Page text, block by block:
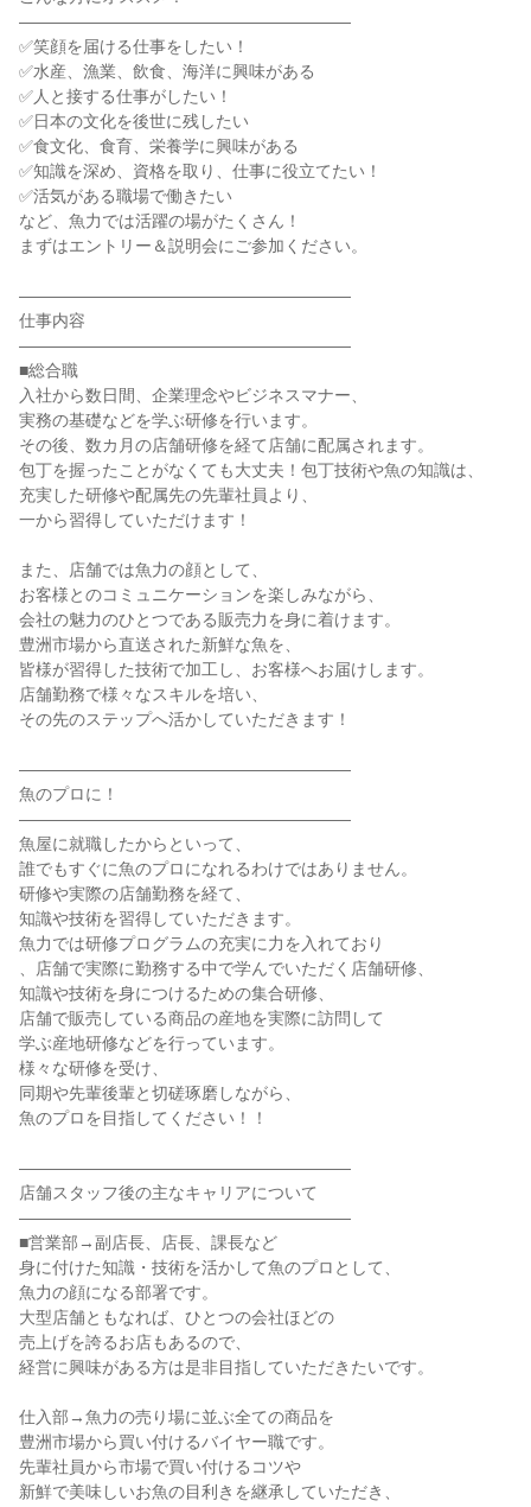
――――――――――――――――――――
✅笑顔を届ける仕事をしたい！
✅水産、漁業、飲食、海洋に興味がある
✅人と接する仕事がしたい！
✅日本の文化を後世に残したい
✅食文化、食育、栄養学に興味がある
✅知識を深め、資格を取り、仕事に役立てたい！
✅活気がある職場で働きたい
など、魚力では活躍の場がたくさん！
まずはエントリー＆説明会にご参加ください。
――――――――――――――――――――
仕事内容
――――――――――――――――――――
■総合職
入社から数日間、企業理念やビジネスマナー、
実務の基礎などを学ぶ研修を行います。
その後、数カ月の店舗研修を経て店舗に配属されます。
包丁を握ったことがなくても大丈夫！包丁技術や魚の知識は、
充実した研修や配属先の先輩社員より、
一から習得していただけます！
また、店舗では魚力の顔として、
お客様とのコミュニケーションを楽しみながら、
会社の魅力のひとつである販売力を身に着けます。
豊洲市場から直送された新鮮な魚を、
皆様が習得した技術で加工し、お客様へお届けします。
店舗勤務で様々なスキルを培い、
その先のステップへ活かしていただきます！
――――――――――――――――――――
魚のプロに！
――――――――――――――――――――
魚屋に就職したからといって、
誰でもすぐに魚のプロになれるわけではありません。
研修や実際の店舗勤務を経て、
知識や技術を習得していただきます。
魚力では研修プログラムの充実に力を入れており
、店舗で実際に勤務する中で学んでいただく店舗研修、
知識や技術を身につけるための集合研修、
店舗で販売している商品の産地を実際に訪問して
学ぶ産地研修などを行っています。
様々な研修を受け、
同期や先輩後輩と切磋琢磨しながら、
魚のプロを目指してください！！
――――――――――――――――――――
店舗スタッフ後の主なキャリアについて
――――――――――――――――――――
■営業部→副店長、店長、課長など
身に付けた知識・技術を活かして魚のプロとして、
魚力の顔になる部署です。
大型店舗ともなれば、ひとつの会社ほどの
売上げを誇るお店もあるので、
経営に興味がある方は是非目指していただきたいです。
仕入部→魚力の売り場に並ぶ全ての商品を
豊洲市場から買い付けるバイヤー職です。
先輩社員から市場で買い付けるコツや
新鮮で美味しいお魚の目利きを継承していただき、